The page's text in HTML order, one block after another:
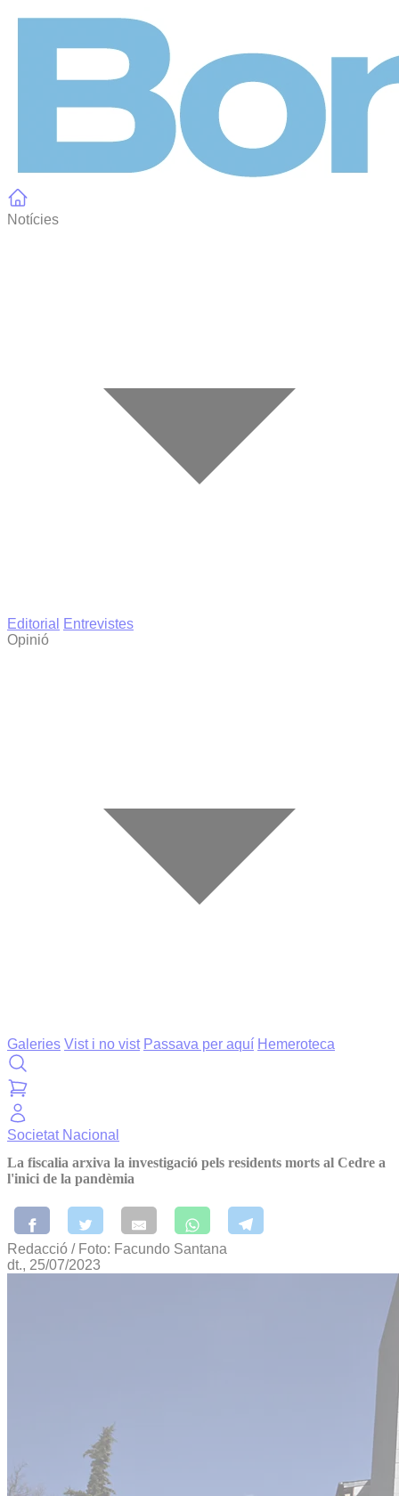
Notícies
Editorial
Entrevistes
Opinió
Galeries Vist i no vist Passava per aquí Hemeroteca
Societat Nacional
La fiscalia arxiva la investigació pels residents morts al Cedre a
l'inici de la pandèmia
Redacció / Foto: Facundo Santana
dt., 25/07/2023